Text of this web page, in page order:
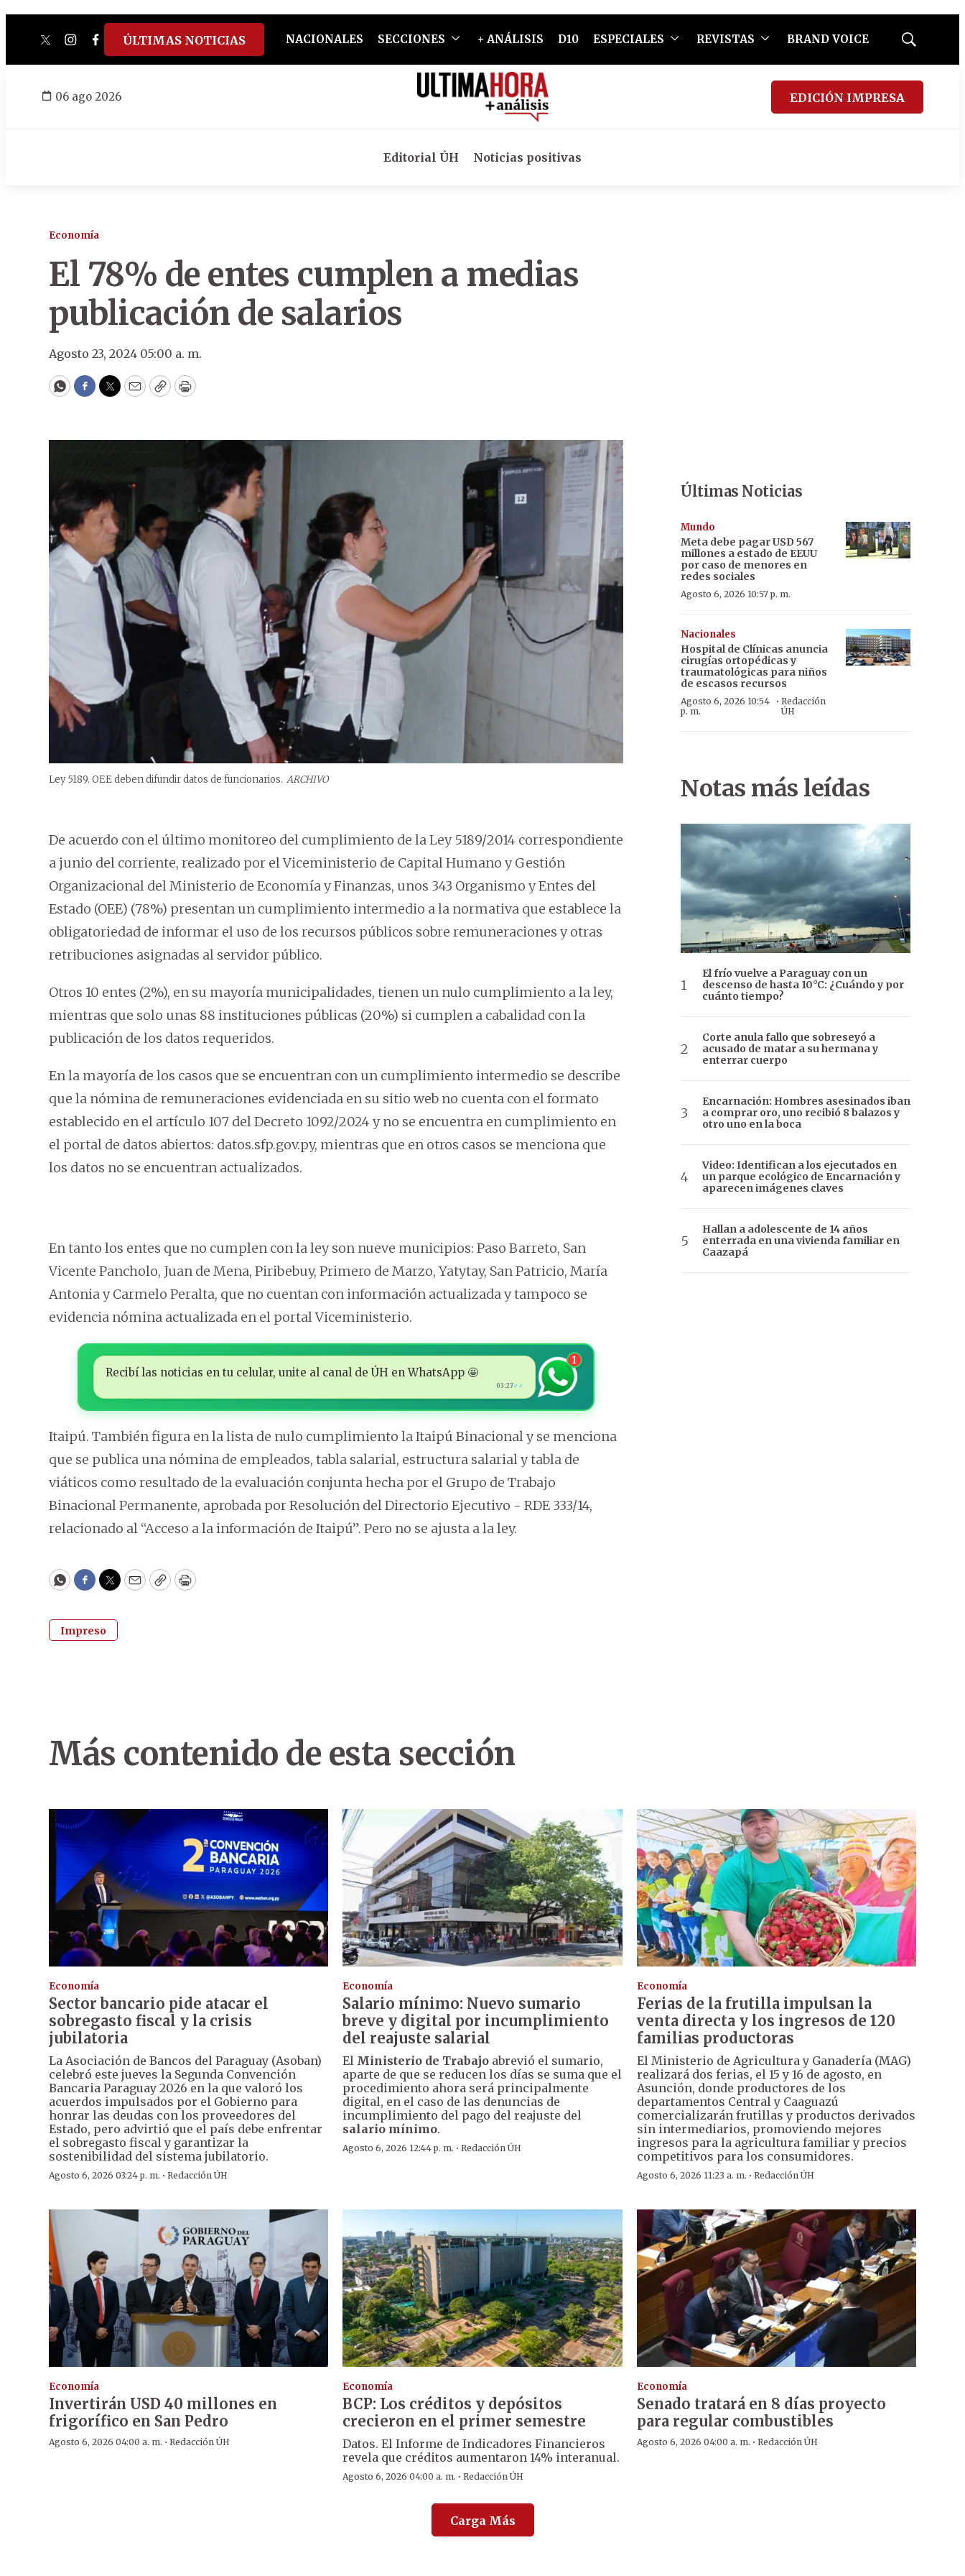
twitterinstagram
facebook
tiktokyoutube
spotify
ÚLTIMAS NOTICIAS NACIONALES SECCIONES + ANÁLISIS D10 ESPECIALES REVISTAS BRAND VOICE
Mostrar
06 ago 2026 EDICIÓN IMPRESA
Editorial ÚH Noticias positivas
Economía
El 78% de entes cumplen a medias
publicación de salarios
Agosto 23, 2024 05:00 a. m.
WhatsApp
Facebook
Twitter
EmailCopyPrint
Ley 5189. OEE deben difundir datos de funcionarios. ARCHIVO
De acuerdo con el último monitoreo del cumplimiento de la Ley 5189/2014 correspondiente
a junio del corriente, realizado por el Viceministerio de Capital Humano y Gestión
Organizacional del Ministerio de Economía y Finanzas, unos 343 Organismo y Entes del
Estado (OEE) (78%) presentan un cumplimiento intermedio a la normativa que establece la
obligatoriedad de informar el uso de los recursos públicos sobre remuneraciones y otras
retribuciones asignadas al servidor público.
Otros 10 entes (2%), en su mayoría municipalidades, tienen un nulo cumplimiento a la ley,
mientras que solo unas 88 instituciones públicas (20%) si cumplen a cabalidad con la
publicación de los datos requeridos.
En la mayoría de los casos que se encuentran con un cumplimiento intermedio se describe
que la nómina de remuneraciones evidenciada en su sitio web no cuenta con el formato
establecido en el artículo 107 del Decreto 1092/2024 y no se encuentra en cumplimiento en
el portal de datos abiertos: datos.sfp.gov.py, mientras que en otros casos se menciona que
los datos no se encuentran actualizados.
En tanto los entes que no cumplen con la ley son nueve municipios: Paso Barreto, San
Vicente Pancholo, Juan de Mena, Piribebuy, Primero de Marzo, Yatytay, San Patricio, María
Antonia y Carmelo Peralta, que no cuentan con información actualizada y tampoco se
evidencia nómina actualizada en el portal Viceministerio.
Recibí las noticias en tu celular, unite al canal de ÚH en WhatsApp 🤩
03:27✓✓
1
Itaipú. También figura en la lista de nulo cumplimiento la Itaipú Binacional y se menciona
que se publica una nómina de empleados, tabla salarial, estructura salarial y tabla de
viáticos como resultado de la evaluación conjunta hecha por el Grupo de Trabajo
Binacional Permanente, aprobada por Resolución del Directorio Ejecutivo - RDE 333/14,
relacionado al “Acceso a la información de Itaipú”. Pero no se ajusta a la ley.
WhatsApp
Facebook
Twitter
EmailCopyPrint
Impreso
Últimas Noticias
Mundo
Meta debe pagar USD 567
millones a estado de EEUU
por caso de menores en
redes sociales
Agosto 6, 2026 10:57 p. m.
Nacionales
Hospital de Clínicas anuncia
cirugías ortopédicas y
traumatológicas para niños
de escasos recursos
Agosto 6, 2026 10:54
p. m.
· Redacción
ÚH
Notas más leídas
El frío vuelve a Paraguay con un
descenso de hasta 10°C: ¿Cuándo y por
cuánto tiempo?
Corte anula fallo que sobreseyó a
acusado de matar a su hermana y
enterrar cuerpo
Encarnación: Hombres asesinados iban
a comprar oro, uno recibió 8 balazos y
otro uno en la boca
Video: Identifican a los ejecutados en
un parque ecológico de Encarnación y
aparecen imágenes claves
Hallan a adolescente de 14 años
enterrada en una vivienda familiar en
Caazapá
Más contenido de esta sección
Economía
Sector bancario pide atacar el
sobregasto fiscal y la crisis
jubilatoria
La Asociación de Bancos del Paraguay (Asoban)
celebró este jueves la Segunda Convención
Bancaria Paraguay 2026 en la que valoró los
acuerdos impulsados por el Gobierno para
honrar las deudas con los proveedores del
Estado, pero advirtió que el país debe enfrentar
el sobregasto fiscal y garantizar la
sostenibilidad del sistema jubilatorio.
Agosto 6, 2026 03:24 p. m. · Redacción ÚH
Economía
Salario mínimo: Nuevo sumario
breve y digital por incumplimiento
del reajuste salarial
El Ministerio de Trabajo abrevió el sumario,
aparte de que se reducen los días se suma que el
procedimiento ahora será principalmente
digital, en el caso de las denuncias de
incumplimiento del pago del reajuste del
salario mínimo.
Agosto 6, 2026 12:44 p. m. ·Redacción ÚH
Economía
Ferias de la frutilla impulsan la
venta directa y los ingresos de 120
familias productoras
El Ministerio de Agricultura y Ganadería (MAG)
realizará dos ferias, el 15 y 16 de agosto, en
Asunción, donde productores de los
departamentos Central y Caaguazú
comercializarán frutillas y productos derivados
sin intermediarios, promoviendo mejores
ingresos para la agricultura familiar y precios
competitivos para los consumidores.
Agosto 6, 2026 11:23 a. m. · Redacción ÚH
Economía
Invertirán USD 40 millones en
frigorífico en San Pedro
Agosto 6, 2026 04:00 a. m. · Redacción ÚH
Economía
BCP: Los créditos y depósitos
crecieron en el primer semestre
Datos. El Informe de Indicadores Financieros
revela que créditos aumentaron 14% interanual.
Agosto 6, 2026 04:00 a. m. ·Redacción ÚH
Economía
Senado tratará en 8 días proyecto
para regular combustibles
Agosto 6, 2026 04:00 a. m. · Redacción ÚH
Carga Más